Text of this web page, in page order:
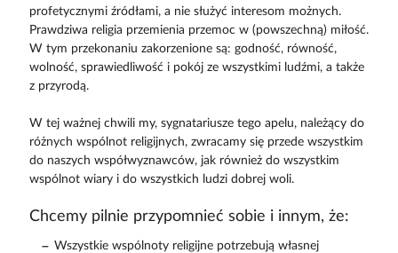
profetycznymi źródłami, a nie służyć interesom możnych.
Prawdziwa religia przemienia przemoc w (powszechną) miłość.
W tym przekonaniu zakorzenione są: godność, równość,
wolność, sprawiedliwość i pokój ze wszystkimi ludźmi, a także
z przyrodą.
W tej ważnej chwili my, sygnatariusze tego apelu, należący do
różnych wspólnot religijnych, zwracamy się przede wszystkim
do naszych współwyznawców, jak również do wszystkim
wspólnot wiary i do wszystkich ludzi dobrej woli.
Chcemy pilnie przypomnieć sobie i innym, że:
Wszystkie wspólnoty religijne potrzebują własnej